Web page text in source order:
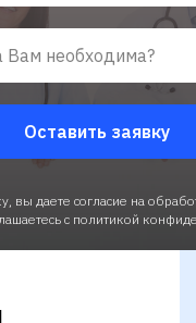
Оставить заявку
вы даете согласие на
c политикой